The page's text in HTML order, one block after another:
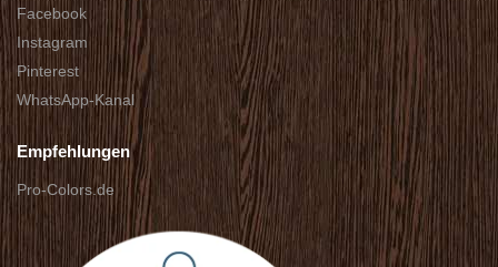
Facebook
Instagram
Pinterest
WhatsApp-Kanal
Empfehlungen
Pro-Colors.de